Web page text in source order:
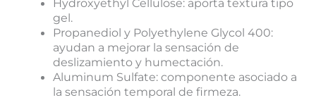
Hydroxyethyl Cellulose: aporta textura tipo
gel.
Propanediol y Polyethylene Glycol 400:
ayudan a mejorar la sensación de
deslizamiento y humectación.
Aluminum Sulfate: componente asociado a
la sensación temporal de firmeza.